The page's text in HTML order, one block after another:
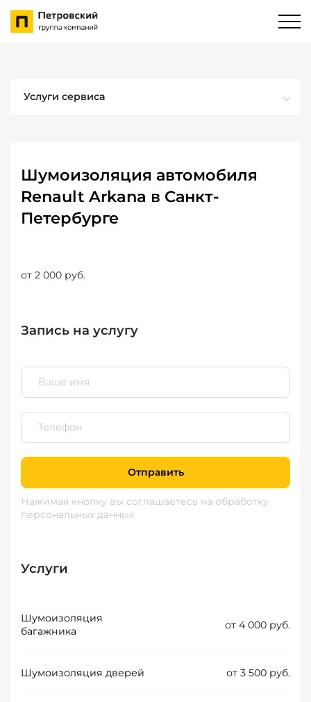
Услуги сервиса
Шумоизоляция автомобиля
Renault Arkana в Санкт-
Петербурге
от 2 000 руб.
Запись на услугу
Отправить
Нажимая кнопку вы соглашаетесь на обработку
персональных данных
Услуги
Шумоизоляция
багажника
от 4 000 руб.
Шумоизоляция дверей от 3 500 руб.